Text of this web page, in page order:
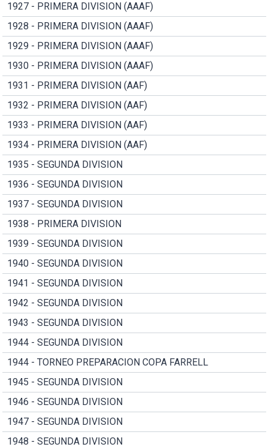
1927 - PRIMERA DIVISION (AAAF)
1928 - PRIMERA DIVISION (AAAF)
1929 - PRIMERA DIVISION (AAAF)
1930 - PRIMERA DIVISION (AAAF)
1931 - PRIMERA DIVISION (AAF)
1932 - PRIMERA DIVISION (AAF)
1933 - PRIMERA DIVISION (AAF)
1934 - PRIMERA DIVISION (AAF)
1935 - SEGUNDA DIVISION
1936 - SEGUNDA DIVISION
1937 - SEGUNDA DIVISION
1938 - PRIMERA DIVISION
1939 - SEGUNDA DIVISION
1940 - SEGUNDA DIVISION
1941 - SEGUNDA DIVISION
1942 - SEGUNDA DIVISION
1943 - SEGUNDA DIVISION
1944 - SEGUNDA DIVISION
1944 - TORNEO PREPARACION COPA FARRELL
1945 - SEGUNDA DIVISION
1946 - SEGUNDA DIVISION
1947 - SEGUNDA DIVISION
1948 - SEGUNDA DIVISION